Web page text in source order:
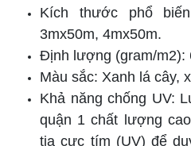
Kích thước phổ
3mx50m, 4mx50m.
Định lượng (gram/m2):
Màu sắc: Xanh lá cây,
Khả năng chống UV:
quận 1 chất lượng
tia cực tím (UV) để